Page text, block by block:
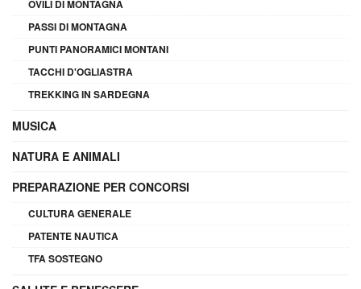
OVILI DI MONTAGNA
PASSI DI MONTAGNA
PUNTI PANORAMICI MONTANI
TACCHI D'OGLIASTRA
TREKKING IN SARDEGNA
MUSICA
NATURA E ANIMALI
PREPARAZIONE PER CONCORSI
CULTURA GENERALE
PATENTE NAUTICA
TFA SOSTEGNO